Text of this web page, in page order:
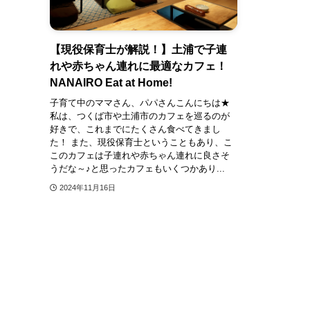
【現役保育士が解説！】土浦で子連
れや赤ちゃん連れに最適なカフェ！
NANAIRO Eat at Home!
子育て中のママさん、パパさんこんにちは★
私は、つくば市や土浦市のカフェを巡るのが
好きで、これまでにたくさん食べてきまし
た！ また、現役保育士ということもあり、こ
このカフェは子連れや赤ちゃん連れに良さそ
うだな～♪と思ったカフェもいくつかあり...
2024年11月16日